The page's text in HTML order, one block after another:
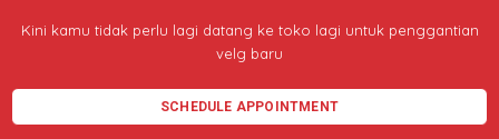
Kini kamu tidak perlu lagi datang ke toko lagi untuk penggantian
velg baru
SCHEDULE APPOINTMENT